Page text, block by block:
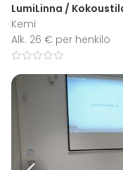
LumiLinna /
Kemi
Alk. 26 € per henkilö